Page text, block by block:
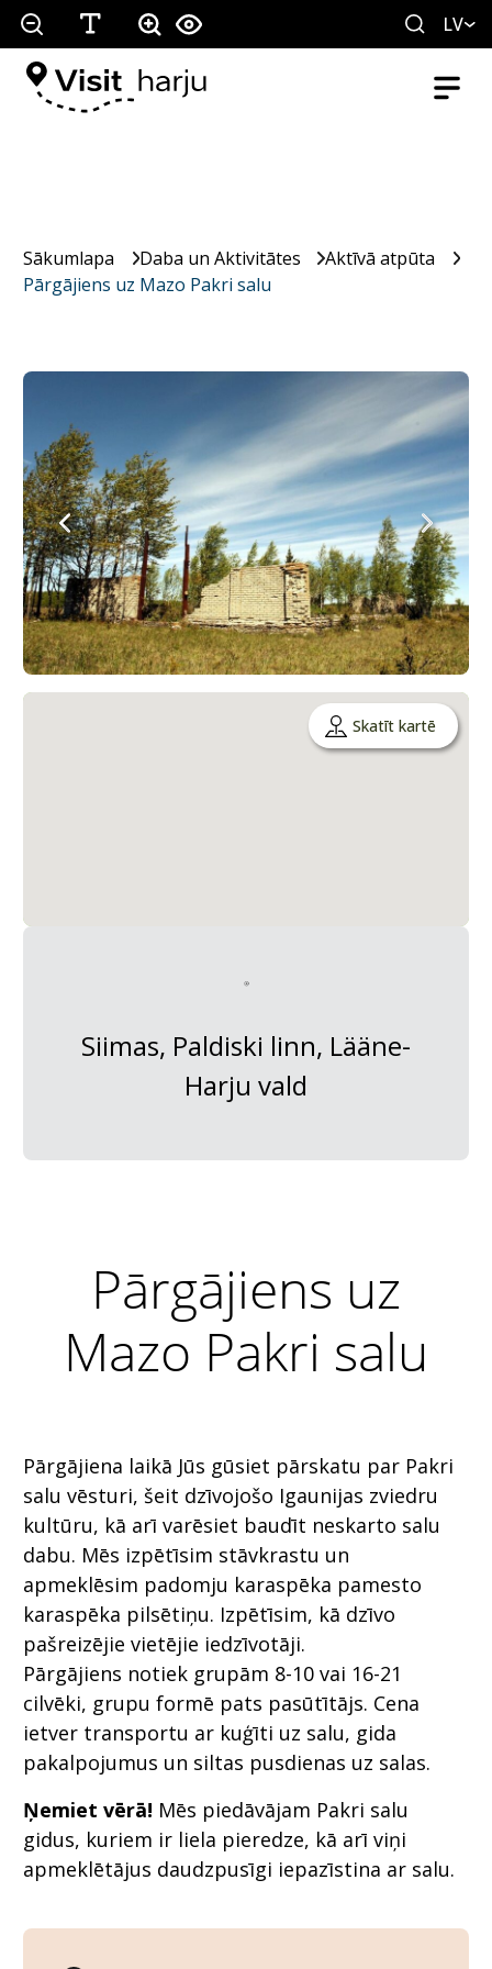
LV
Sākumlapa Daba un Aktivitātes
Aktīvā atpūta
Pārgājiens uz Mazo Pakri salu
Skatīt kartē
Siimas, Paldiski linn, Lääne-
Harju vald
Pārgājiens uz
Mazo Pakri salu
Pārgājiena laikā Jūs gūsiet pārskatu par Pakri
salu vēsturi, šeit dzīvojošo Igaunijas zviedru
kultūru, kā arī varēsiet baudīt neskarto salu
dabu. Mēs izpētīsim stāvkrastu un
apmeklēsim padomju karaspēka pamesto
karaspēka pilsētiņu. Izpētīsim, kā dzīvo
pašreizējie vietējie iedzīvotāji.
Pārgājiens notiek grupām 8-10 vai 16-21
cilvēki, grupu formē pats pasūtītājs. Cena
ietver transportu ar kuģīti uz salu, gida
pakalpojumus un siltas pusdienas uz salas.
Ņemiet vērā! Mēs piedāvājam Pakri salu
gidus, kuriem ir liela pieredze, kā arī viņi
apmeklētājus daudzpusīgi iepazīstina ar salu.